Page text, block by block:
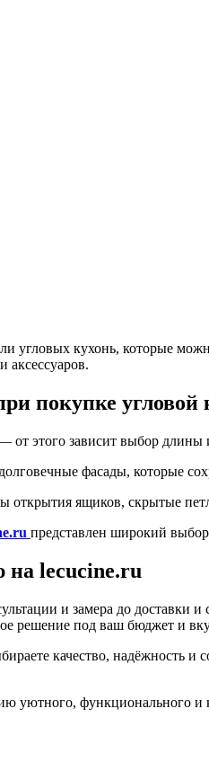
угловых кухонь, которые
аксессуаров.
покупке угловой
от этого зависит выбор длины
фасады, которые
ящиков, скрытые
представлен широкий
на lecucine.ru
и замера до доставки
решение под ваш бюджет и
качество, надёжность
уютного, функционального и